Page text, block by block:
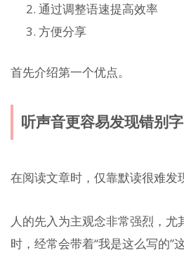
通过调整语速提高效率
方便分享
首先介绍第一个优点。
听声音更容易发现错别字
在阅读文章时，仅靠默读很难发
人的先入为主观念非常强烈，尤
时，经常会带着“我是这么写的”